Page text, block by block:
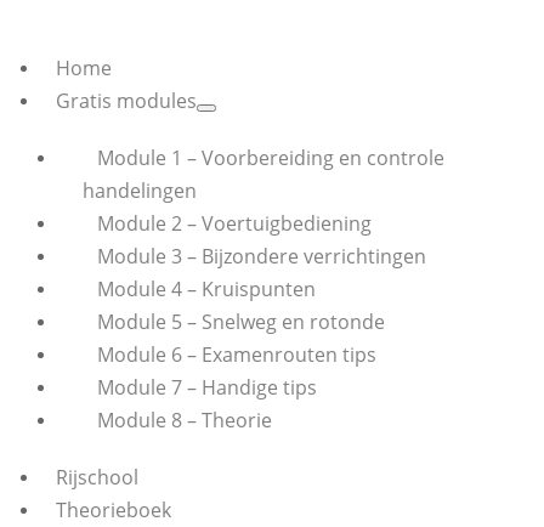
Home
Gratis modules
Module 1 – Voorbereiding en controle
handelingen
Module 2 – Voertuigbediening
Module 3 – Bijzondere verrichtingen
Module 4 – Kruispunten
Module 5 – Snelweg en rotonde
Module 6 – Examenrouten tips
Module 7 – Handige tips
Module 8 – Theorie
Rijschool
Theorieboek